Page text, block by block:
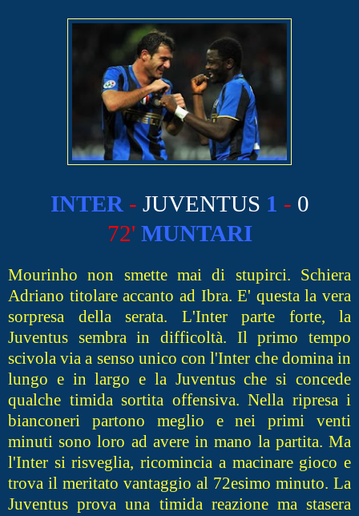
INTER- JUVENTUS 1 - 0
72' MUNTARI
Mourinho non smette mai di stupirci. Schiera
Adriano titolare accanto ad Ibra. E' questa la vera
sorpresa della serata. L'Inter parte forte, la
Juventus sembra in difficoltà. Il primo tempo
scivola via a senso unico con l'Inter che domina in
lungo e in largo e la Juventus che si concede
qualche timida sortita offensiva. Nella ripresa i
bianconeri partono meglio e nei primi venti
minuti sono loro ad avere in mano la partita. Ma
l'Inter si risveglia, ricomincia a macinare gioco e
trova il meritato vantaggio al 72esimo minuto. La
Juventus prova una timida reazione ma stasera